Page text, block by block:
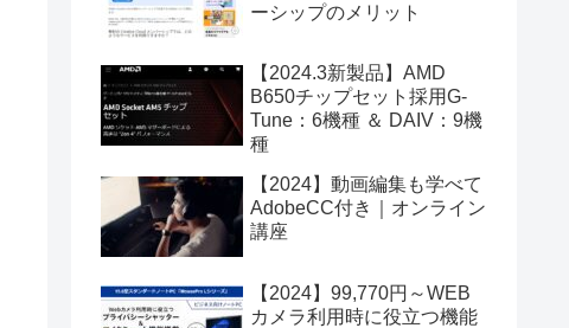
ーシップのメリット
【2024.3新製品】AMD
B650チップセット採用G-
Tune：6機種 ＆ DAIV：9機
種
【2024】動画編集も学べて
AdobeCC付き｜オンライン
講座
【2024】99,770円～WEB
カメラ利用時に役立つ機能